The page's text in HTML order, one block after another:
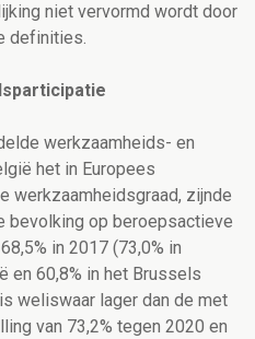
niet vervormd wordt door
definities.
werkzaamheids- en
het in Europees
werkzaamheidsgraad, zijnde
bevolking op beroepsactieve
in 2017 (73,0% in
en 60,8% in het Brussels
weliswaar lager dan de met
van 73,2% tegen 2020 en